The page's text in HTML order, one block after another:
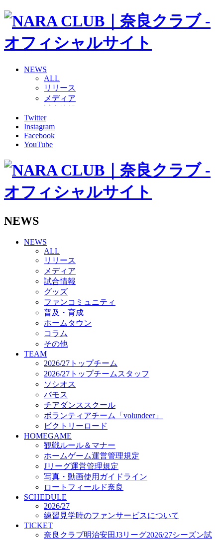
NEWS
ALL
リリース
メディア
グッズ
ファンコミュニティ
普及・育成
ホームタウン
その他
2026/27トップチーム
2026/27トップチームスタッフ
ボランティアチーム「volundeer」
ビクトリーロード
HOMEGAME
観戦ルール＆マナー
ホームゲーム運営管理規定
Jリーグ運営管理規定
写真・動画使用ガイドライン
ロートフィールド奈良
SCHEDULE
2026/27
練習見学時のファンサービスについて
TICKET
奈良クラブ明治安田J3リーグ2026/27シーズン試
合観戦チケット
奈良クラブ明治安田Ｊ3リーグ 2026/27シーズン
「鹿パス」
観戦ルール＆マナー
FANCOMMUNITY
2026/27ファンコミュニティ
サポートショップ
GOODS
オフィシャルストア（実店舗）
オンラインストア
ACADEMY
アカデミーについて
プロジェクト
コーチ&スタッフ
ジュニア
ジュニアユース
ユース
Twitter
Instagram
Facebook
YouTube
NEWS
NEWS
ALL
リリース
メディア
試合情報
グッズ
ファンコミュニティ
普及・育成
ホームタウン
コラム
その他
TEAM
2026/27トップチーム
2026/27トップチームスタッフ
ソシオス
バモス
チアダンススクール
ボランティアチーム「volundeer」
ビクトリーロード
HOMEGAME
観戦ルール＆マナー
ホームゲーム運営管理規定
Jリーグ運営管理規定
写真・動画使用ガイドライン
ロートフィールド奈良
SCHEDULE
2026/27
練習見学時のファンサービスについて
TICKET
奈良クラブ明治安田J3リーグ2026/27シーズン試